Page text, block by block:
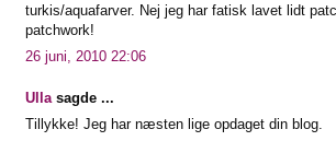
turkis/aquafarver. Nej jeg har fatisk lavet lidt
patchwork!
26 juni, 2010 22:06
Ulla sagde ...
Tillykke! Jeg har næsten lige opdaget din blog.